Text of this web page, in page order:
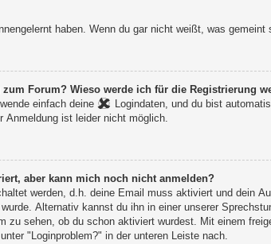
haben. Wenn du gar nicht weißt, was
Forum? Wieso werde ich für die Registrierung
einfach deine Logindaten, und du bist
Anmeldung ist leider nicht möglich.
registriert, aber kann mich noch nicht anmelden?
werden, d.h. deine Email muss aktiviert und dein
Alternativ kannst du ihn in einer unserer
zu sehen, ob du schon aktiviert wurdest. Mit einem
"Loginproblem?" in der unteren Leiste nach.